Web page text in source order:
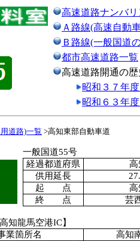
高速道路ナンバ
Ａ路線(高速自動
Ｂ路線(一般国道
都市高速道路一覧
高速道路開通の歴
昭和３７年
昭和６３年
道路)一覧 >高知東部自動車道
一般国道55号
経過都道府県
高
供用延長
起 点
高
終 点
芸
知龍馬空港IC】
業箇所名
高知